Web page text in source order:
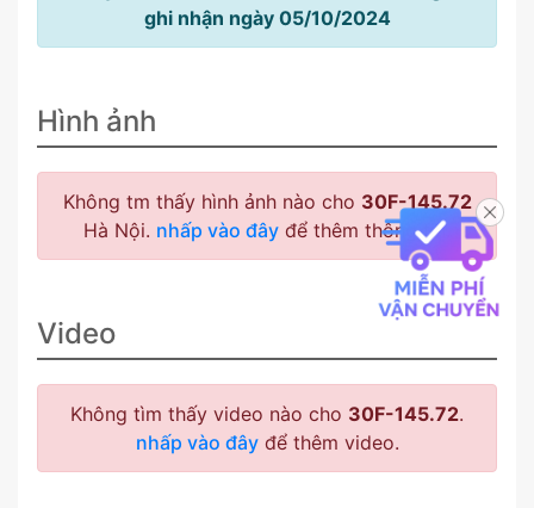
ghi nhận ngày 05/10/2024
Hình ảnh
Không tm thấy hình ảnh nào cho 30F-145.72
Hà Nội. nhấp vào đây để thêm thông tin.
Video
Không tìm thấy video nào cho 30F-145.72.
nhấp vào đâyđể thêm video.